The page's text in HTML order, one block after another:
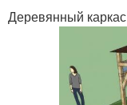
Деревянный каркас